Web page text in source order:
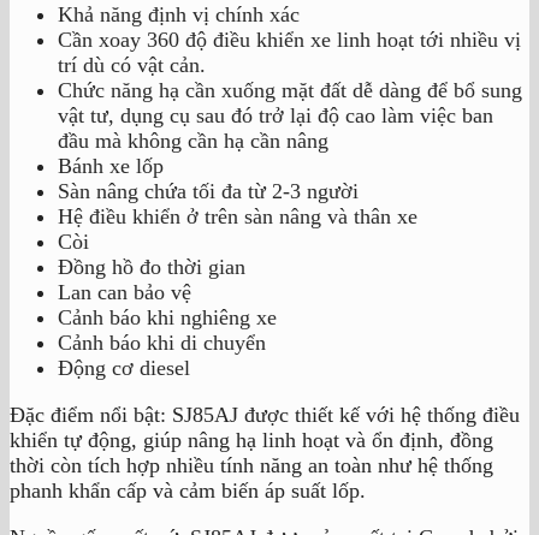
Khả năng định vị chính xác
Cần xoay 360 độ điều khiển xe linh hoạt tới nhiều vị
trí dù có vật cản.
Chức năng hạ cần xuống mặt đất dễ dàng để bổ sung
vật tư, dụng cụ sau đó trở lại độ cao làm việc ban
đầu mà không cần hạ cần nâng
Bánh xe lốp
Sàn nâng chứa tối đa từ 2-3 người
Hệ điều khiển ở trên sàn nâng và thân xe
Còi
Đồng hồ đo thời gian
Lan can bảo vệ
Cảnh báo khi nghiêng xe
Cảnh báo khi di chuyển
Động cơ diesel
Đặc điểm nổi bật: SJ85AJ được thiết kế với hệ thống điều
khiển tự động, giúp nâng hạ linh hoạt và ổn định, đồng
thời còn tích hợp nhiều tính năng an toàn như hệ thống
phanh khẩn cấp và cảm biến áp suất lốp.